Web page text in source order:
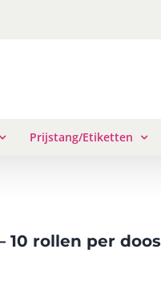
Prijstang/Etiketten
10 rollen per doos